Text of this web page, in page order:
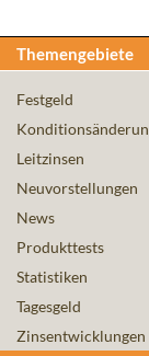
Themengebiete
Festgeld
Leitzinsen
Neuvorstellungen
News
Produkttests
Statistiken
Tagesgeld
Zinsentwicklungen